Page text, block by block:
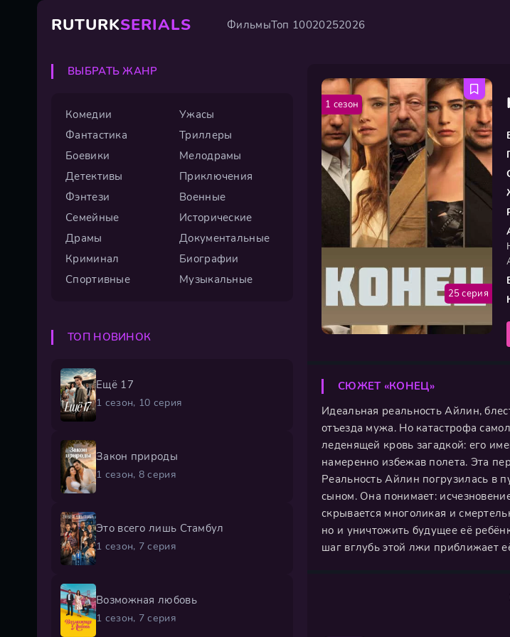
RUTURKSERIALS ФильмыТоп 10020252026
25 серия
1 сезон
СЮЖЕТ «КОНЕЦ»
Идеальная реальность Айлин,
отъезда мужа. Но катастрофа
леденящей кровь загадкой: его
намеренно избежав полета. Эта
Реальность Айлин погрузилась в
сыном. Она понимает:
скрывается многоликая и
но и уничтожить будущее её
шаг вглубь этой лжи приближает
ВЫБРАТЬ ЖАНР
Комедии
Ужасы
Фантастика
Триллеры
Боевики
Мелодрамы
Детективы
Приключения
Фэнтези
Военные
Семейные
Исторические
Драмы
Документальные
Криминал
Биографии
Спортивные
Музыкальные
ТОП НОВИНОК
Ещё 17
1 сезон, 10 серия
Закон природы
1 сезон, 8 серия
Это всего лишь Стамбул
1 сезон, 7 серия
Возможная любовь
1 сезон, 7 серия